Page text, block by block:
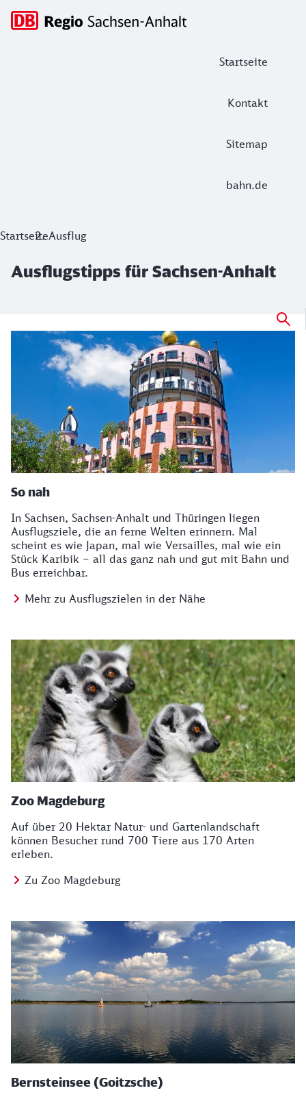
Startseite
Kontakt
Sitemap
bahn.de
Hauptnavigation
Ausflugstipps für Sachsen-Anhalt
StartseiteAusflug
Ausflugstipps für Sachsen-Anhalt
So nah
In Sachsen, Sachsen-Anhalt und Thüringen liegen
Ausflugsziele, die an ferne Welten erinnern. Mal
scheint es wie Japan, mal wie Versailles, mal wie ein
Stück Karibik – all das ganz nah und gut mit Bahn und
Bus erreichbar.
Mehr zu Ausflugszielen in der Nähe
Zoo Magdeburg
Auf über 20 Hektar Natur- und Gartenlandschaft
können Besucher rund 700 Tiere aus 170 Arten
erleben.
Zu Zoo Magdeburg
Bernsteinsee (Goitzsche)